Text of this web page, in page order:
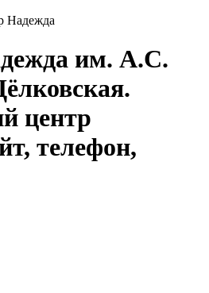
Надежда
им. А.С.
центр
телефон,